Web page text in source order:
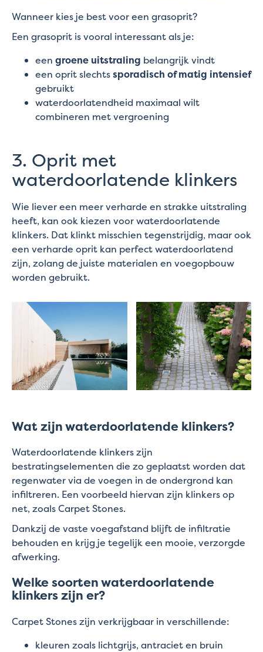
Wanneer kies je best voor een grasoprit?
Een grasoprit is vooral interessant als je:
een groene uitstraling belangrijk vindt
een oprit slechtssporadisch of matig intensief
gebruikt
waterdoorlatendheid maximaal wilt
combineren met vergroening
3. Oprit met
waterdoorlatende klinkers
Wie liever een meer verharde en strakke uitstraling
heeft, kan ook kiezen voor waterdoorlatende
klinkers. Dat klinkt misschien tegenstrijdig, maar ook
een verharde oprit kan perfect waterdoorlatend
zijn, zolang de juiste materialen en voegopbouw
worden gebruikt.
Wat zijn waterdoorlatende klinkers?
Waterdoorlatende klinkers zijn
bestratingselementen die zo geplaatst worden dat
regenwater via de voegen in de ondergrond kan
infiltreren. Een voorbeeld hiervan zijn klinkers op
net, zoals Carpet Stones.
Dankzij de vaste voegafstand blijft de infiltratie
behouden en krijg je tegelijk een mooie, verzorgde
afwerking.
Welke soorten waterdoorlatende
klinkers zijn er?
Carpet Stones zijn verkrijgbaar in verschillende:
kleuren zoals lichtgrijs, antraciet en bruin